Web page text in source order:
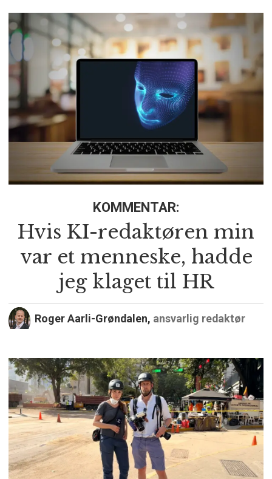
KOMMENTAR:
Hvis KI-redaktøren min
var et menneske, hadde
jeg klaget til HR
Roger Aarli-Grøndalen, ansvarlig redaktør